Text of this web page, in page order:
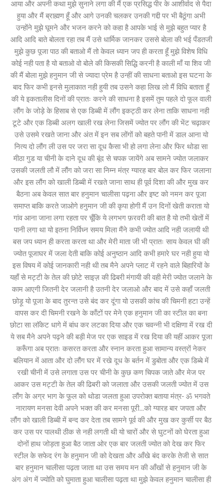
आया और अपनी कथा मुझे सुनाने लगा की मैं एक प्रसिद्ध पीर के आशीर्वाद से पैदा
हुया और मैं ब्राह्मण हूँ और आगे उनकी चलकर उनकी गद्दी पर भी बैठूंगा अभी
उन्होंने मुझे घूमने और भजन करने को कहा है आपके भाई से मुझे बहुत प्यार है
आदि आदि बाते बोलता रहा तब मैं उसे धार्मिक जानकर उससे बोला की भई पँडतजी
मुझे कुछ पूजा पाठ की बताओ मैं तो केवल ध्यान जप ही करता हूँ मुझे विशेष विधि
कोई नही पता है यो बताओ वो बोले की किसकी सिद्धि करनी है काली माँ या शिव जी
की मैं बोला मुझे हनुमान जी से ज्यादा प्रेम है उन्हीं की साधना बताओ इस घटना के
बाद फिर कभी इनसे मुलाकात नही हुयी तब उसने कहा लिख लो मैं विधि बताता हूँ
की ये इकतालीस दिनों की प्रातः करने की साधना है इसमें तुम पहले दो फूल वाली
लौंग के जोड़े के हिसाब से एक डिब्बी में लौंग इकट्ठी कर लेना ताकि साधना नही
टूटे और एक डिब्बी अलग खाली रख लेना जिसमें ज्योत पर लौंग की भेंट चढ़ाकर
उसे उसमे रखते जाना और अंत में इन सब लोंगों को बहते पानी में डाल आना यो
नित्य दो लौंग ली उस पर जरा सा दूध कैसा भी हो लगा लेना और फिर थोडा सा
मीठा गुड या चीनी के दाने दूध की बूंद से चपक जायेंगे अब सामने ज्योत जलाकर
उसकी जलती लौ में लौंग को जरा सा निम्न मंत्र ग्यारह बार बोल कर फिर जलाना
और इस लौंग को खाली डिब्बी में रखते जाना साथ ही पूर्व दिशा की और मुख कर
बैठना अब केवल सात बार हनुमान चालीसा पढ़ना और इष्ट को नमन कर पूजा
समाप्त बाकि करते जाओगे हनुमान जी की कृपा होगी मैं उन दिनों खेती कराता यो
गांव आना जाना लगा रहता पर चूँकि ये लगभग फ़रवरी की बात है यो तभी खेतों में
पानी लगा था यो इतना निर्विध्न समय मिला मैंने कभी ज्योत आदि नही जलायी थी
बस जप ध्यान ही करता करता था और मेरी माता जी भी प्रातः साय केवल घी की
ज्योत पूजाघर में जला देती बाकि कोई अनुष्ठान आदि कभी हमारे घर नही हुया यो
इस विषय में कोई जानकारी नही थी तब मैने अपने प्लाट में रहने वाले बिहारियों के
यहाँ से मट्टी के तेल की छोटे साइज़ की ढिबरी मंगायी की वही मेरी ज्योत जलाने के
काम आएगी जितनी देर जलानी है उतनी देर जलाओ और बाद में उसे कहाँ जलती
छोड़ू यो पूजा के बाद तुरन्त उसे बंद कर दूंगा यो उसकी कांच की चिमनी हटा उन्हें
वापस कर दी चिमनी रखने के काँटों पर मेने एक हनुमान जी का स्टील का बना
छोटा सा लॉकेट धागे में बांध कर लटका दिया और एक चवन्नी भी दक्षिणा में रख दी
ये सब मैने अपने पढ़ने की बड़ी मेज पर एक साइड में रख दिया की यहीं आकर पूजा
करूँगा अब प्रातः कसरत करता और स्नान करता हुआ सामान्य वस्त्रों नेकर
बलियान में आता और दो लौंग घर में रखे दूध के बर्तन में डुबोता और एक डिब्बे में
रखी चीनी में उसे लगाता उस पर चीनी के कुछ कण चिपक जाते और मेज पर
आकर उस मट्टी के तेल की ढिबरी को जलाता और उसकी जलती ज्योत में उस
लौंग के अग्र भाग के फूल को थोडा जलता हुआ उपरोक्त बताया मंत्र- ॐ भगवते
नारायण मनसा देवी अपने भक्त की कर मनसा पूरी…को ग्यारह बार जपता और
लौंग को खाली डिब्बी में बन्द कर देता तब सामने पूर्व की और मुख कर कुर्सी पर बैठ
कर उस पर पालथी ठीक से नही लगती थी यो चारों और से घुटनों को घेरता हुआ
दोनों हाथ जोड़ता हुआ बैठ जाता ओर एक बार जलती ज्योत को देख कर फिर
स्टील के सफेद रंग के हनुमान जी को देखता और आँखे बंद करके तेजी से सात
बार हनुमान चालीसा पढ़ता जाता था उस समय मन की आँखों से हनुमान जी के
अंग अंग में ज्योति को घुमाता हुआ चालीसा पढ़ता था मुझे केवल हनुमान चालीसा ही